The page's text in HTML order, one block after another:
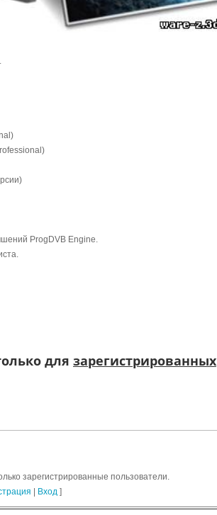
ProgDVB Engine.
для зарегистрированных
зарегистрированные пользователи.
Вход]